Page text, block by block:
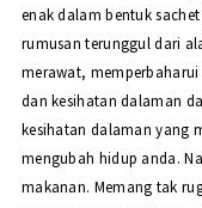
enak dalam bentuk
rumusan terunggul dari
merawat,
dan kesihatan dalaman
kesihatan dalaman yang
mengubah hidup anda.
makanan. Memang tak